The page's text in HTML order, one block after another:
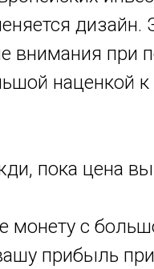
дизайн.
внимания при
наценкой
пока цена
монету с
прибыль